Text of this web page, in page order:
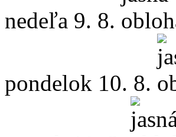
nedeľa 9. 8.
pondelok 10. 8.